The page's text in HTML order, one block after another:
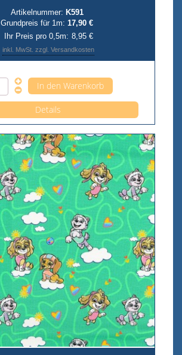
Artikelnummer: K591
Grundpreis für 1m: 17,90 €
Ihr Preis pro 0,5m: 8,95 €
inkl. MwSt. zzgl. Versandkosten
Details